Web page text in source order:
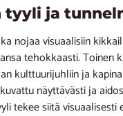
tyyli ja
nojaa visuaalisiin
tehokkaasti. Toinen
kulttuurijuhliin ja
näyttävästi ja
tekee siitä visuaalisesti